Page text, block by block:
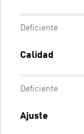
Deficiente
Calidad
Deficiente
Ajuste